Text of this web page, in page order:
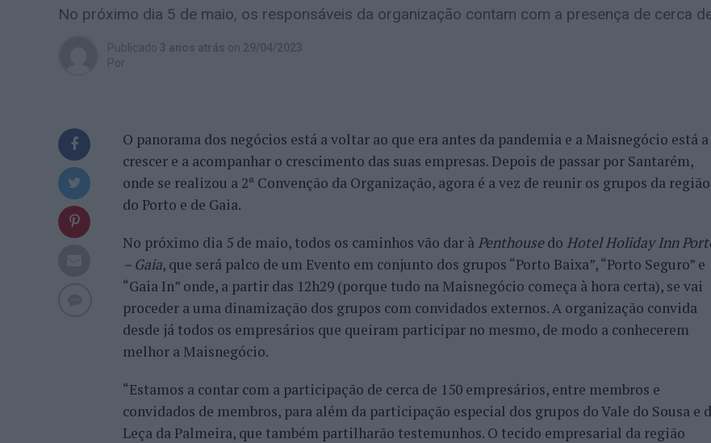
No próximo dia 5 de maio, os responsáveis da organização contam com a presença de cerca
Publicado 3 anos atrás on 29/04/2023
Por
O panorama dos negócios está a voltar ao que era antes da pandemia e a Maisnegócio está a
crescer e a acompanhar o crescimento das suas empresas. Depois de passar por Santarém,
onde se realizou a 2ª Convenção da Organização, agora é a vez de reunir os grupos da região
do Porto e de Gaia.
No próximo dia 5 de maio, todos os caminhos vão dar à Penthousedo Hotel Holiday Inn
– Gaia, que será palco de um Evento em conjunto dos grupos “Porto Baixa”, “Porto Seguro” e
“Gaia In” onde, a partir das 12h29 (porque tudo na Maisnegócio começa à hora certa), se vai
proceder a uma dinamização dos grupos com convidados externos. A organização convida
desde já todos os empresários que queiram participar no mesmo, de modo a conhecerem
melhor a Maisnegócio.
“Estamos a contar com a participação de cerca de 150 empresários, entre membros e
convidados de membros, para além da participação especial dos grupos do Vale do Sousa e
Leça da Palmeira, que também partilharão testemunhos. O tecido empresarial da região